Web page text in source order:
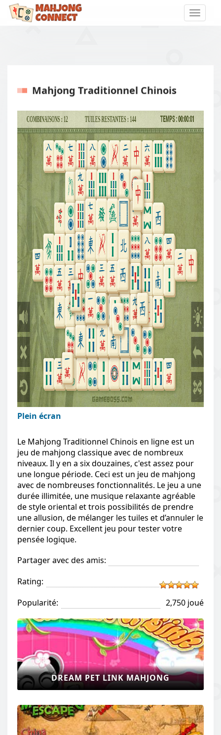
Toggle
Mahjong Traditionnel Chinois
Plein écran
Le Mahjong Traditionnel Chinois en ligne est un
jeu de mahjong classique avec de nombreux
niveaux. Il y en a six douzaines, c'est assez pour
une longue période. Ceci est un jeu de mahjong
avec de nombreuses fonctionnalités. Le jeu a une
durée illimitée, une musique relaxante agréable
de style oriental et trois possibilités de prendre
une allusion, de mélanger les tuiles et d’annuler le
dernier coup. Excellent jeu pour tester votre
pensée logique.
Partager avec des amis:
Rating:
Popularité:
2,750 joué
DREAM PET LINK MAHJONG